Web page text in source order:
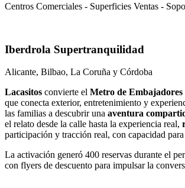
Centros Comerciales - Superficies Ventas -
Iberdrola Supertranquilidad
Alicante, Bilbao, La Coruña y Córdoba
Lacasitos convierte el Metro de Embajadores
que conecta exterior, entretenimiento y
las familias a descubrir una aventura
el relato desde la calle hasta la experiencia real,
participación y tracción real, con capacidad
La activación generó 400 reservas durante el
con flyers de descuento para impulsar la